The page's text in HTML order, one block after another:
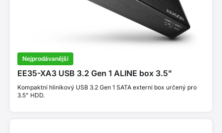
Nejprodávanější
EE35-XA3 USB 3.2 Gen 1 ALINE box 3.5"
Kompaktní hliníkový USB 3.2 Gen 1 SATA externí box určený pro
3.5" HDD.